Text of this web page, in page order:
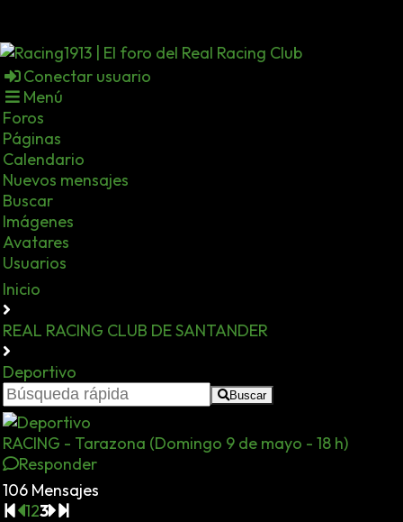
Conectar usuario
Menú
Foros
Páginas
Calendario
Nuevos mensajes
Buscar
Imágenes
Avatares
Usuarios
Inicio
REAL RACING CLUB DE SANTANDER
Deportivo
Buscar
RACING - Tarazona (Domingo 9 de mayo - 18 h)
Responder
106 Mensajes
123